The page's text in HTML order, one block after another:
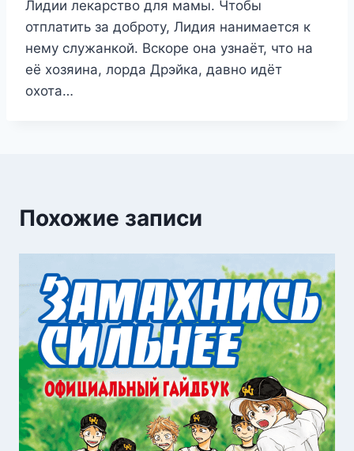
Лидии лекарство для мамы. Чтобы
отплатить за доброту, Лидия нанимается к
нему служанкой. Вскоре она узнаёт, что на
её хозяина, лорда Дрэйка, давно идёт
охота…
Похожие записи